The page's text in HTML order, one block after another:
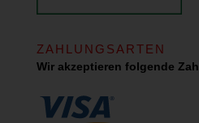
ZAHLUNGSARTEN
Wir akzeptieren folgende